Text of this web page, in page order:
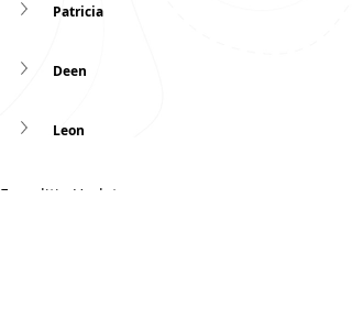
Patricia
Deen
Leon
Expeditie Update